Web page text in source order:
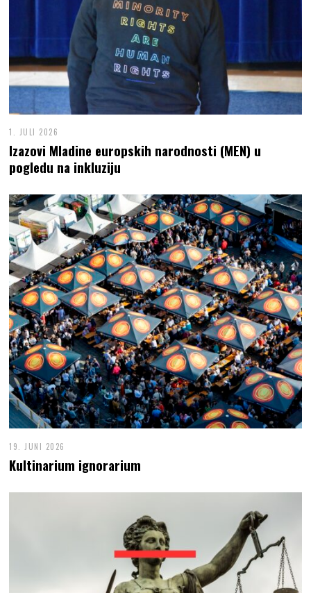
1. JULI 2026
Izazovi Mladine europskih narodnosti (MEN) u
pogledu na inkluziju
19. JUNI 2026
Kultinarium ignorarium